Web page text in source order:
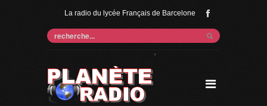
La radio du lycée Français de Barcelone
'